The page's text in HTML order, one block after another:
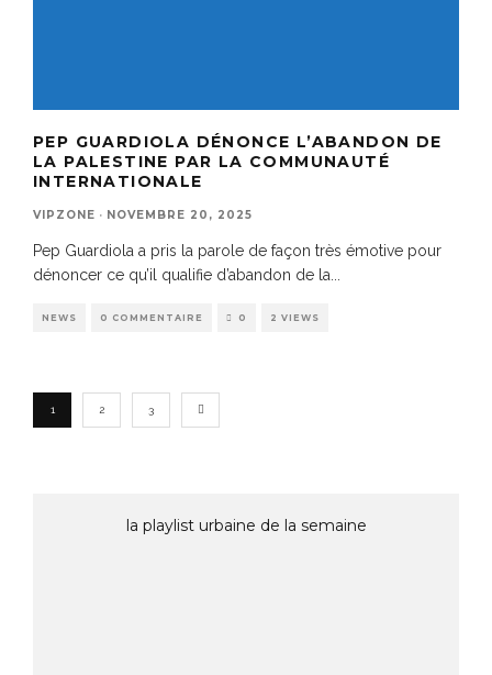
PEP GUARDIOLA DÉNONCE L’ABANDON DE
LA PALESTINE PAR LA COMMUNAUTÉ
INTERNATIONALE
VIPZONE · NOVEMBRE 20, 2025
Pep Guardiola a pris la parole de façon très émotive pour
dénoncer ce qu’il qualifie d’abandon de la
NEWS 0 COMMENTAIRE 0 2 VIEWS
1 2 3
la playlist urbaine de la semaine